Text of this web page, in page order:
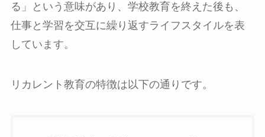
る」という意味があり、学校教育を終えた後も、
仕事と学習を交互に繰り返すライフスタイルを表
しています。
リカレント教育の特徴は以下の通りです。